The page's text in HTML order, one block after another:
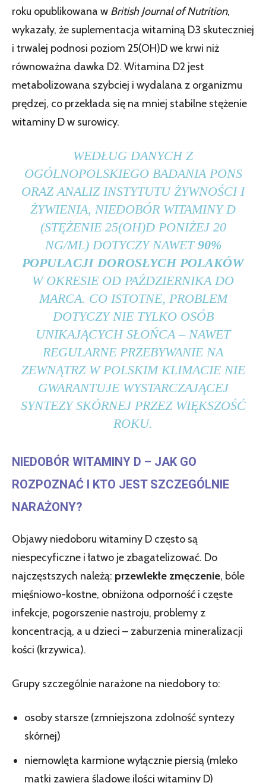
roku opublikowana w British Journal of Nutrition,
wykazały, że suplementacja witaminą D3 skuteczniej
i trwalej podnosi poziom 25(OH)D we krwi niż
równoważna dawka D2. Witamina D2 jest
metabolizowana szybciej i wydalana z organizmu
prędzej, co przekłada się na mniej stabilne stężenie
witaminy D w surowicy.
WEDŁUG DANYCH Z
OGÓLNOPOLSKIEGO BADANIA PONS
ORAZ ANALIZ INSTYTUTU ŻYWNOŚCI I
ŻYWIENIA, NIEDOBÓR WITAMINY D
(STĘŻENIE 25(OH)D PONIŻEJ 20
NG/ML) DOTYCZY NAWET90%
POPULACJI DOROSŁYCH POLAKÓW
W OKRESIE OD PAŹDZIERNIKA DO
MARCA. CO ISTOTNE, PROBLEM
DOTYCZY NIE TYLKO OSÓB
UNIKAJĄCYCH SŁOŃCA – NAWET
REGULARNE PRZEBYWANIE NA
ZEWNĄTRZ W POLSKIM KLIMACIE NIE
GWARANTUJE WYSTARCZAJĄCEJ
SYNTEZY SKÓRNEJ PRZEZ WIĘKSZOŚĆ
ROKU.
NIEDOBÓR WITAMINY D – JAK GO
ROZPOZNAĆ I KTO JEST SZCZEGÓLNIE
NARAŻONY?
Objawy niedoboru witaminy D często są
niespecyficzne i łatwo je zbagatelizować. Do
najczęstszych należą: przewlekłe zmęczenie, bóle
mięśniowo-kostne, obniżona odporność i częste
infekcje, pogorszenie nastroju, problemy z
koncentracją, a u dzieci – zaburzenia mineralizacji
kości (krzywica).
Grupy szczególnie narażone na niedobory to:
osoby starsze (zmniejszona zdolność syntezy
skórnej)
niemowlęta karmione wyłącznie piersią (mleko
matki zawiera śladowe ilości witaminy D)